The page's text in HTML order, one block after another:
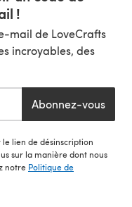
!
mail de LoveCrafts
incroyables, des
Abonnez-vous
le lien de désinscription
sur la manière dont nous
notre Politique de